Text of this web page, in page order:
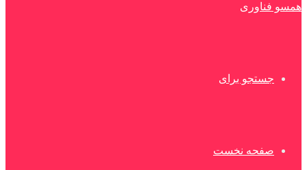
همسو فناوری
جستجو برای
صفحه نخست